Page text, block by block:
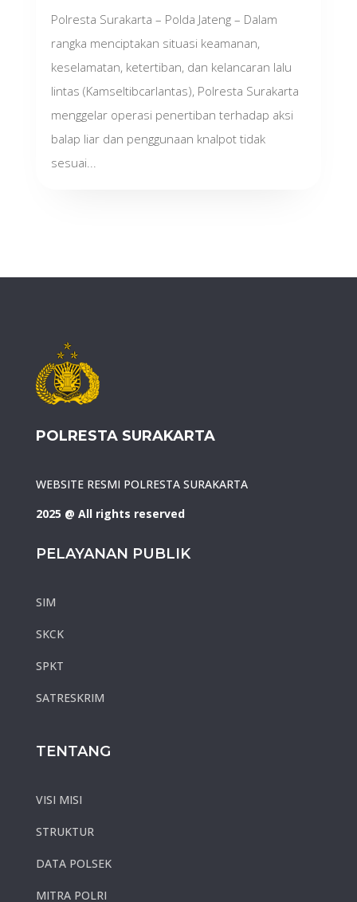
Polresta Surakarta – Polda Jateng – Dalam
rangka menciptakan situasi keamanan,
keselamatan, ketertiban, dan kelancaran lalu
lintas (Kamseltibcarlantas), Polresta Surakarta
menggelar operasi penertiban terhadap aksi
balap liar dan penggunaan knalpot tidak
sesuai...
POLRESTA SURAKARTA
WEBSITE RESMI POLRESTA SURAKARTA
2025 @ All rights reserved
PELAYANAN PUBLIK
SIM
SKCK
SPKT
SATRESKRIM
TENTANG
VISI MISI
STRUKTUR
DATA POLSEK
MITRA POLRI